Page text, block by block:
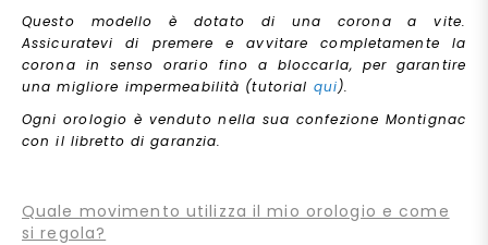
Questo modello è dotato di una corona a vite.
Assicuratevi di premere e avvitare completamente la
corona in senso orario fino a bloccarla, per garantire
una migliore impermeabilità (tutorial qui).
Ogni orologio è venduto nella sua confezione Montignac
con il libretto di garanzia.
Quale movimento utilizza il mio orologio e come
si regola?